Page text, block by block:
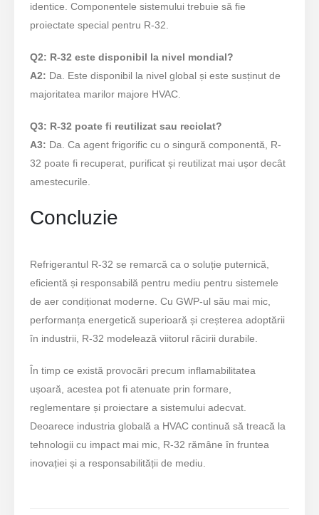
identice. Componentele sistemului trebuie să fie
proiectate special pentru R-32.
Q2: R-32 este disponibil la nivel mondial?
A2: Da. Este disponibil la nivel global și este susținut de
majoritatea marilor majore HVAC.
Q3: R-32 poate fi reutilizat sau reciclat?
A3: Da. Ca agent frigorific cu o singură componentă, R-
32 poate fi recuperat, purificat și reutilizat mai ușor decât
amestecurile.
Concluzie
Refrigerantul R-32 se remarcă ca o soluție puternică,
eficientă și responsabilă pentru mediu pentru sistemele
de aer condiționat moderne. Cu GWP-ul său mai mic,
performanța energetică superioară și creșterea adoptării
în industrii, R-32 modelează viitorul răcirii durabile.
În timp ce există provocări precum inflamabilitatea
ușoară, acestea pot fi atenuate prin formare,
reglementare și proiectare a sistemului adecvat.
Deoarece industria globală a HVAC continuă să treacă la
tehnologii cu impact mai mic, R-32 rămâne în fruntea
inovației și a responsabilității de mediu.